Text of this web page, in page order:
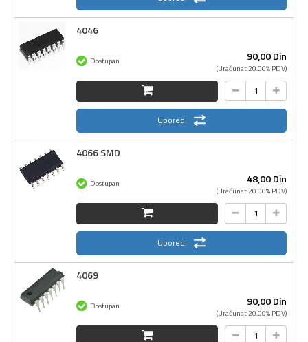
4046
90,00Din
(Uračunat 20.00% PDV)
Dostupan
Uporedi
4066 SMD
48,00Din
(Uračunat 20.00% PDV)
Dostupan
Uporedi
4069
90,00Din
(Uračunat 20.00% PDV)
Dostupan